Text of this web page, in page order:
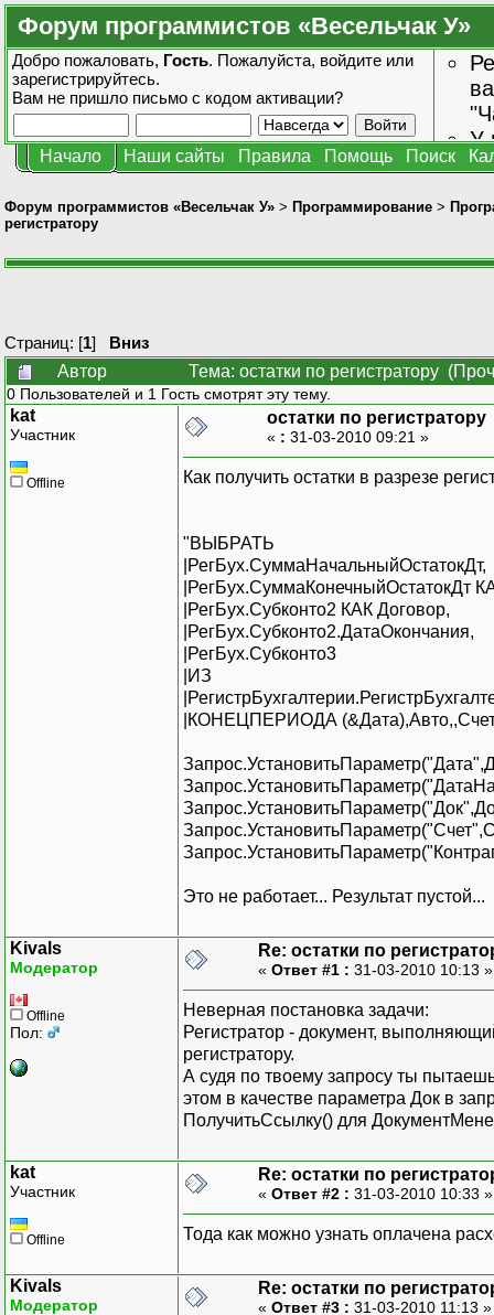
Форум программистов «Весельчак У»
Добро пожаловать, Гость. Пожалуйста, войдите или
зарегистрируйтесь.
Вам не пришло письмо с кодом активации?
У
Начало Наши сайты Правила Помощь Поиск
Форум программистов «Весельчак У» > Программирование >
регистратору
Страниц: [1] Вниз
Автор
Тема: остатки по регистратору
0 Пользователей и 1 Гость смотрят эту тему.
kat
Участник
Offline
остатки по регистратору
« : 31-03-2010 09:21 »
Как получить остатки в разрезе
"ВЫБРАТЬ
|РегБух.СуммаНачальныйОстатокДт,
|РегБух.СуммаКонечныйОстатокДт
|РегБух.Субконто2 КАК Договор,
|РегБух.Субконто2.ДатаОкончания,
|РегБух.Субконто3
|ИЗ
|КОНЕЦПЕРИОДА
Это не работает... Результат пустой...
Kivals
Модератор
Offline
Пол:
Re: остатки по
« Ответ #1 : 31-03-2010 10:13
Неверная постановка задачи:
Регистратор - документ,
регистратору.
А судя по твоему запросу ты
этом в качестве параметра Док в
ПолучитьСсылку() для
kat
Участник
Offline
Re: остатки по
« Ответ #2 : 31-03-2010 10:33
Тода как можно узнать оплачена
Kivals
Модератор
Re: остатки по
« Ответ #3 : 31-03-2010 11:13